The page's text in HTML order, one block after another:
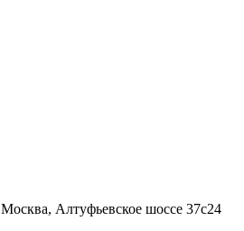
Москва, Алтуфьевское шоссе 37с24